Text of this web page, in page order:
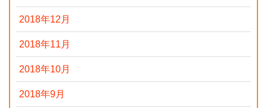
2018年12月
2018年11月
2018年10月
2018年9月